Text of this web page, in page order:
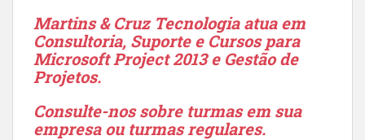
Martins & Cruz Tecnologia atua em
Consultoria, Suporte e Cursos para
Microsoft Project 2013 e Gestão de
Projetos.
Consulte-nos sobre turmas em sua
empresa ou turmas regulares.